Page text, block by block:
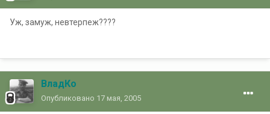
Уж, замуж, невтерпеж????
ВладКо
Опубликовано 17 мая, 2005